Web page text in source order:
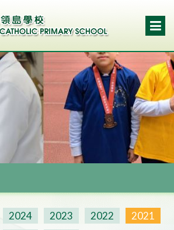
2024 2023 2022
2021